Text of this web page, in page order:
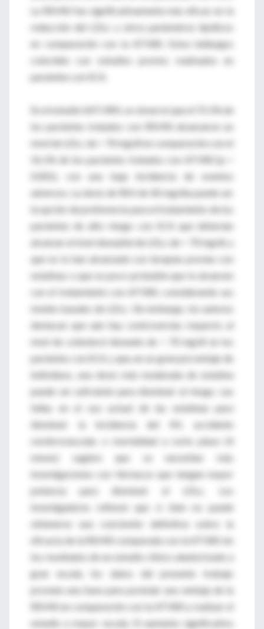
La RSV40 fue significativamente más eficaz en la
reducción del LDLc y otros parámetros lipídicos
en comparación con la ATV80. Estos hallazgos
coinciden con estudios previos realizados en
pacientes con SCA.
En el estudio SATURN, se observó que el 72.1% de
los pacientes tratados con RSV40 alcanzaron un
nivel de LDLc de < 70 mg/dl en comparación con el
56.1% de los pacientes tratados con ATV80 (p <
0.001), con una baja incidencia de eventos
adversos. La dosis de RSV de 40 mg/día puede ser
la opción de preferencia para el tratamiento de los
pacientes de alto riesgo con SCA que deberían
alcanzar el nivel deseable de LDLc de < 70 mg/dl, y
que no lo han alcanzado con terapias previas con
estatinas o que es poco probable que lo alcancen
con el tratamiento con ATV80, considerando sus
niveles basales de LDLc. Sin embargo, los autores
destacan que aún hay controversias respecto al
nivel de colesterol deseado de < 70 mg/dl en los
pacientes con SCA y que, en un gran porcentaje de
individuos, una dosis más moderada de estatina
puede ser suficiente para disminuir el riesgo. Las
fallas en el uso actual de las estatinas para
disminuir la incidencia del IM, accidente
cerebrovascular, o mortalidad a corto plazo (4
meses) sugiere que se necesitan más
investigaciones con fármacos que tengan mayor
potencia para disminuir el LDLc. Los
investigadores refieren que si bien no puede
obtenerse una conclusión definitiva sobre la
eficacia de la RSV40 comparada con la ATV80 sin
los resultados de un estudio clínico aleatorizado a
gran escala, los datos del presente trabajo
proveen una base para postular una ventaja de la
RSV40 en comparación con la ATV80 y realizar el
estudio a mayor escala. El aumento significativo